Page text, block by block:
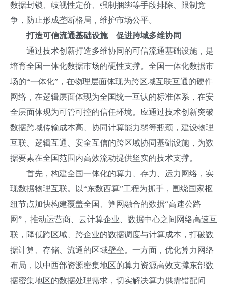
数据封锁、歧视性定价、强制捆绑等手段排除、限制竞
争，防止形成垄断格局，维护市场公平。
打造可信流通基础设施 促进跨域多维协同
通过技术创新打造多维协同的可信流通基础设施，是
培育全国一体化数据市场的硬性支撑。全国一体化数据市
场的“一体化”，在物理层面体现为跨区域互联互通的硬件
网络，在逻辑层面体现为全国统一互认的标准体系，在安
全层面体现为可管可控的信任环境。应通过技术创新突破
数据跨域传输成本高、协同计算能力弱等瓶颈，建设物理
互联、逻辑互通、安全互信的跨区域协同基础设施，为数
据要素在全国范围内高效流动提供坚实的技术支撑。
首先，构建全国一体化的算力、存力、运力网络，实
现数据物理互联。以“东数西算”工程为抓手，围绕国家枢
纽节点加快构建覆盖全国、算网融合的数据“高速公路
网”，推动运营商、云计算企业、数据中心之间网络高速互
联，降低跨区域、跨企业的数据调度与计算成本，打破数
据计算、存储、流通的区域壁垒。一方面，优化算力网络
布局，以中西部资源密集地区的算力资源高效支撑东部数
据密集地区的数据处理需求，切实解决算力供需错配问